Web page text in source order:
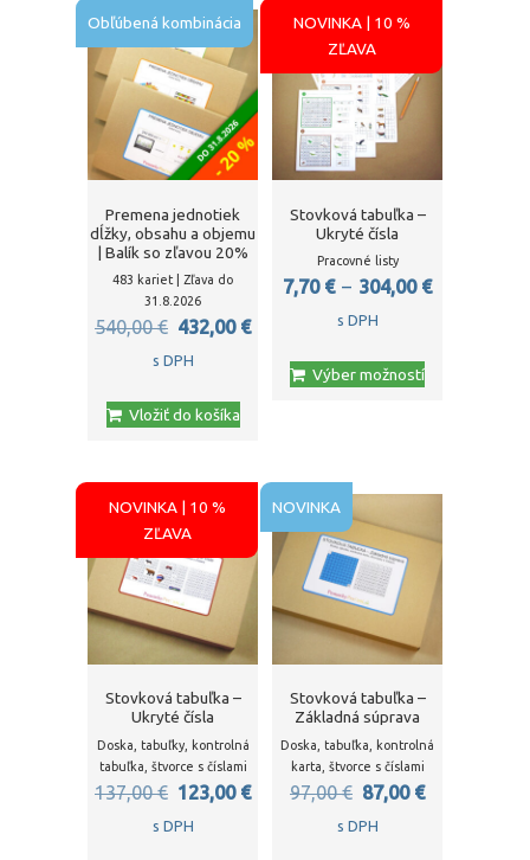
Obľúbená kombinácia
Premena jednotiek
dĺžky, obsahu a objemu
| Balík so zľavou 20%
483 kariet | Zľava do
31.8.2026
540,00€ Pôvodná
cena
540,00 €.
432,00 €
cena
s DPH
Vložiť do košíka
NOVINKA | 10 %
ZĽAVA
Stovková tabuľka –
Ukryté čísla
Pracovné listy
7,70 € – 304,00 €
s DPH
Výber možností
Tento
produkt
si
môžete
na
stránke
NOVINKA | 10 %
ZĽAVA
Stovková tabuľka –
Ukryté čísla
Doska, tabuľky, kontrolná
tabuľka, štvorce s číslami
137,00€ Pôvodná
cena
123,00 € Aktuálna
s DPH
NOVINKA
Stovková tabuľka –
Základná súprava
Doska, tabuľka, kontrolná
karta, štvorce s číslami
97,00€ Pôvodná
cena
87,00 €
s DPH